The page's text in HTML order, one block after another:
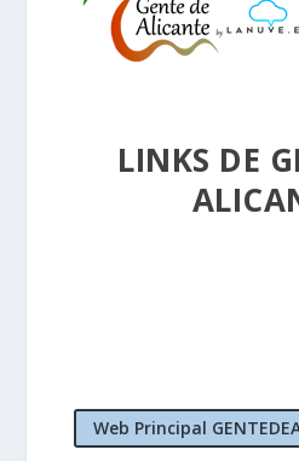
LINKS DE
Web Principal